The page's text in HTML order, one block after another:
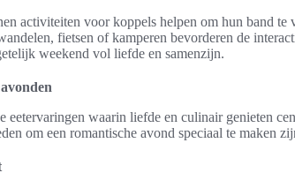
activiteiten voor koppels helpen om hun band te
fietsen of kamperen bevorderen de
weekend vol liefde en samenzijn.
waarin liefde en culinair genieten
om een romantische avond speciaal te maken